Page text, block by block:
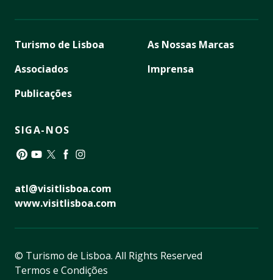
Turismo de Lisboa
Associados
Publicações
As Nossas Marcas
Imprensa
SIGA-NOS
atl@visitlisboa.com
www.visitlisboa.com
© Turismo de Lisboa. All Rights Reserved
Termos e Condições